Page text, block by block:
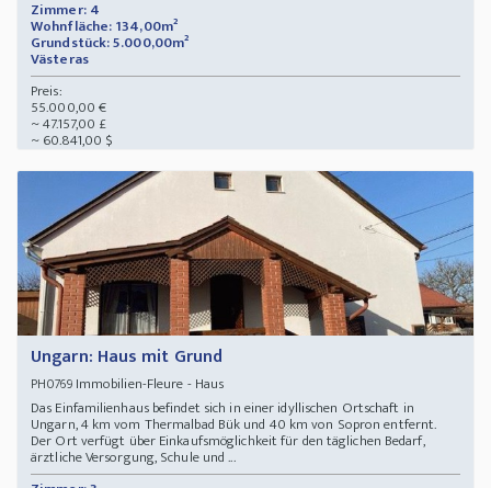
Zimmer: 4
Wohnfläche: 134,00m²
Grundstück: 5.000,00m²
Västeras
Preis:
55.000,00 €
~ 47.157,00 £
~ 60.841,00 $
Ungarn: Haus mit Grund
PH0769Immobilien-Fleure - Haus
Das Einfamilienhaus befindet sich in einer idyllischen Ortschaft in
Ungarn, 4 km vom Thermalbad Bük und 40 km von Sopron entfernt.
Der Ort verfügt über Einkaufsmöglichkeit für den täglichen Bedarf,
ärztliche Versorgung, Schule und ...